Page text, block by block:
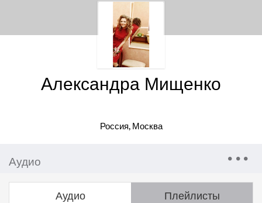
Александра Мищенко
Россия, Москва
Аудио
Аудио Плейлисты